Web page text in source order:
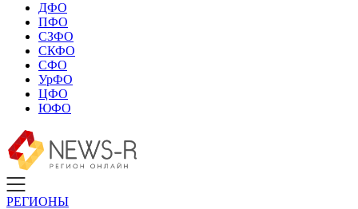
ДФО
ПФО
СЗФО
СКФО
СФО
УрФО
ЦФО
ЮФО
РЕГИОНЫ